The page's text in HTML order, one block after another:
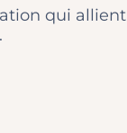
qui allient